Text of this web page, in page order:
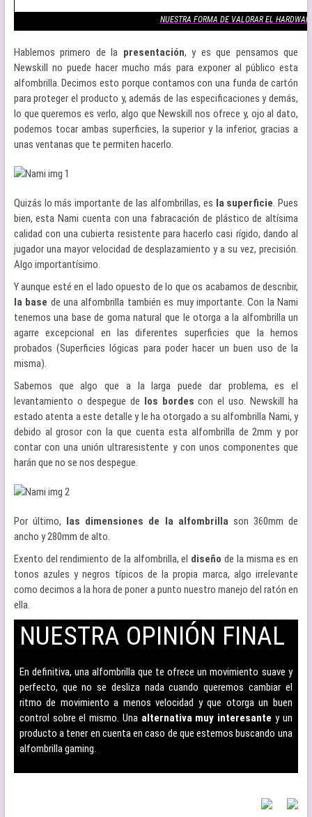
NUESTRA FORMA DE VALORAR EL
Hablemos primero de la presentación, y es que pensamos que
Newskill no puede hacer mucho más para exponer al público esta
alfombrilla. Decimos esto porque contamos con una funda de cartón
para proteger el producto y, además de las especificaciones y demás,
lo que queremos es verlo, algo que Newskill nos ofrece y, ojo al dato,
podemos tocar ambas superficies, la superior y la inferior, gracias a
unas ventanas que te permiten hacerlo.
Quizás lo más importante de las alfombrillas, es la superficie. Pues
bien, esta Nami cuenta con una fabracación de plástico de altísima
calidad con una cubierta resistente para hacerlo casi rígido, dando al
jugador una mayor velocidad de desplazamiento y a su vez, precisión.
Algo importantísimo.
Y aunque esté en el lado opuesto de lo que os acabamos de describir,
la base de una alfombrilla también es muy importante. Con la Nami
tenemos una base de goma natural que le otorga a la alfombrilla un
agarre excepcional en las diferentes superficies que la hemos
probados (Superficies lógicas para poder hacer un buen uso de la
misma).
Sabemos que algo que a la larga puede dar problema, es el
levantamiento o despegue de los bordes con el uso. Newskill ha
estado atenta a este detalle y le ha otorgado a su alfombrilla Nami, y
debido al grosor con la que cuenta esta alfombrilla de 2mm y por
contar con una unión ultraresistente y con unos componentes que
harán que no se nos despegue.
Por último, las dimensiones de la alfombrillason 360mm de
ancho y 280mm de alto.
Exento del rendimiento de la alfombrilla, el diseño de la misma es en
tonos azules y negros típicos de la propia marca, algo irrelevante
como decimos a la hora de poner a punto nuestro manejo del ratón en
ella.
NUESTRA OPINIÓN FINAL
En definitiva, una alfombrilla que te ofrece un movimiento suave y
perfecto, que no se desliza nada cuando queremos cambiar el
ritmo de movimiento a menos velocidad y que otorga un buen
control sobre el mismo. Una alternativa muy interesante y un
producto a tener en cuenta en caso de que estemos buscando una
alfombrilla gaming.